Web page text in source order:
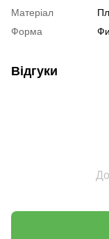
Матеріал
Форма
Відгуки